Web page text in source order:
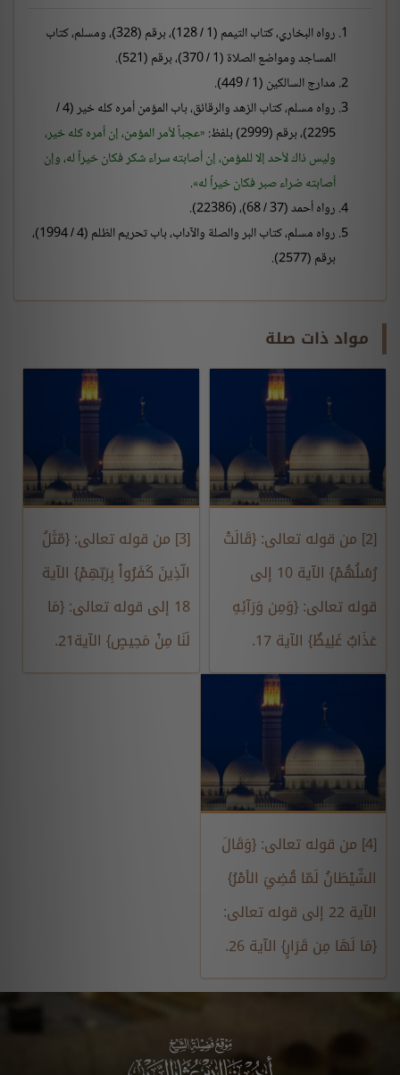
رواه البخاري، كتاب التيمم (1 / 128)، برقم (328)، ومسلم، كتاب
المساجد ومواضع الصلاة (1 / 370)، برقم (521).
مدارج السالكين (1 / 449).
رواه مسلم، كتاب الزهد والرقائق، باب المؤمن أمره كله خير (4 /
2295)، برقم (2999) بلفظ:
عجباً لأمر المؤمن، إن أمره كله خير،
وليس ذاك لأحد إلا للمؤمن، إن أصابته سراء شكر فكان خيراً له، وإن
أصابته ضراء صبر فكان خيراً له .
رواه أحمد (37 / 68)، (22386).
رواه مسلم، كتاب البر والصلة والآداب، باب تحريم الظلم (4 / 1994)،
برقم (2577).
مواد ذات صلة
[2] من قوله تعالى: {قَالَتْ
رُسُلُهُمْ} الآية 10 إلى
قوله تعالى: {وَمِن وَرَآئِهِ
عَذَابٌ غَلِيظٌ} الآية 17.
[3] من قوله تعالى: {مّثَلُ
الّذِينَ كَفَرُواْ بِرَبّهِمْ} الآية
18 إلى قوله تعالى: {مَا
لَنَا مِنْ مَحِيصٍ} الآية21.
[4] من قوله تعالى: {وَقَالَ
الشّيْطَانُ لَمّا قُضِيَ الأمْرُ}
الآية 22 إلى قوله تعالى:
{مَا لَهَا مِن قَرَارٍ} الآية 26.